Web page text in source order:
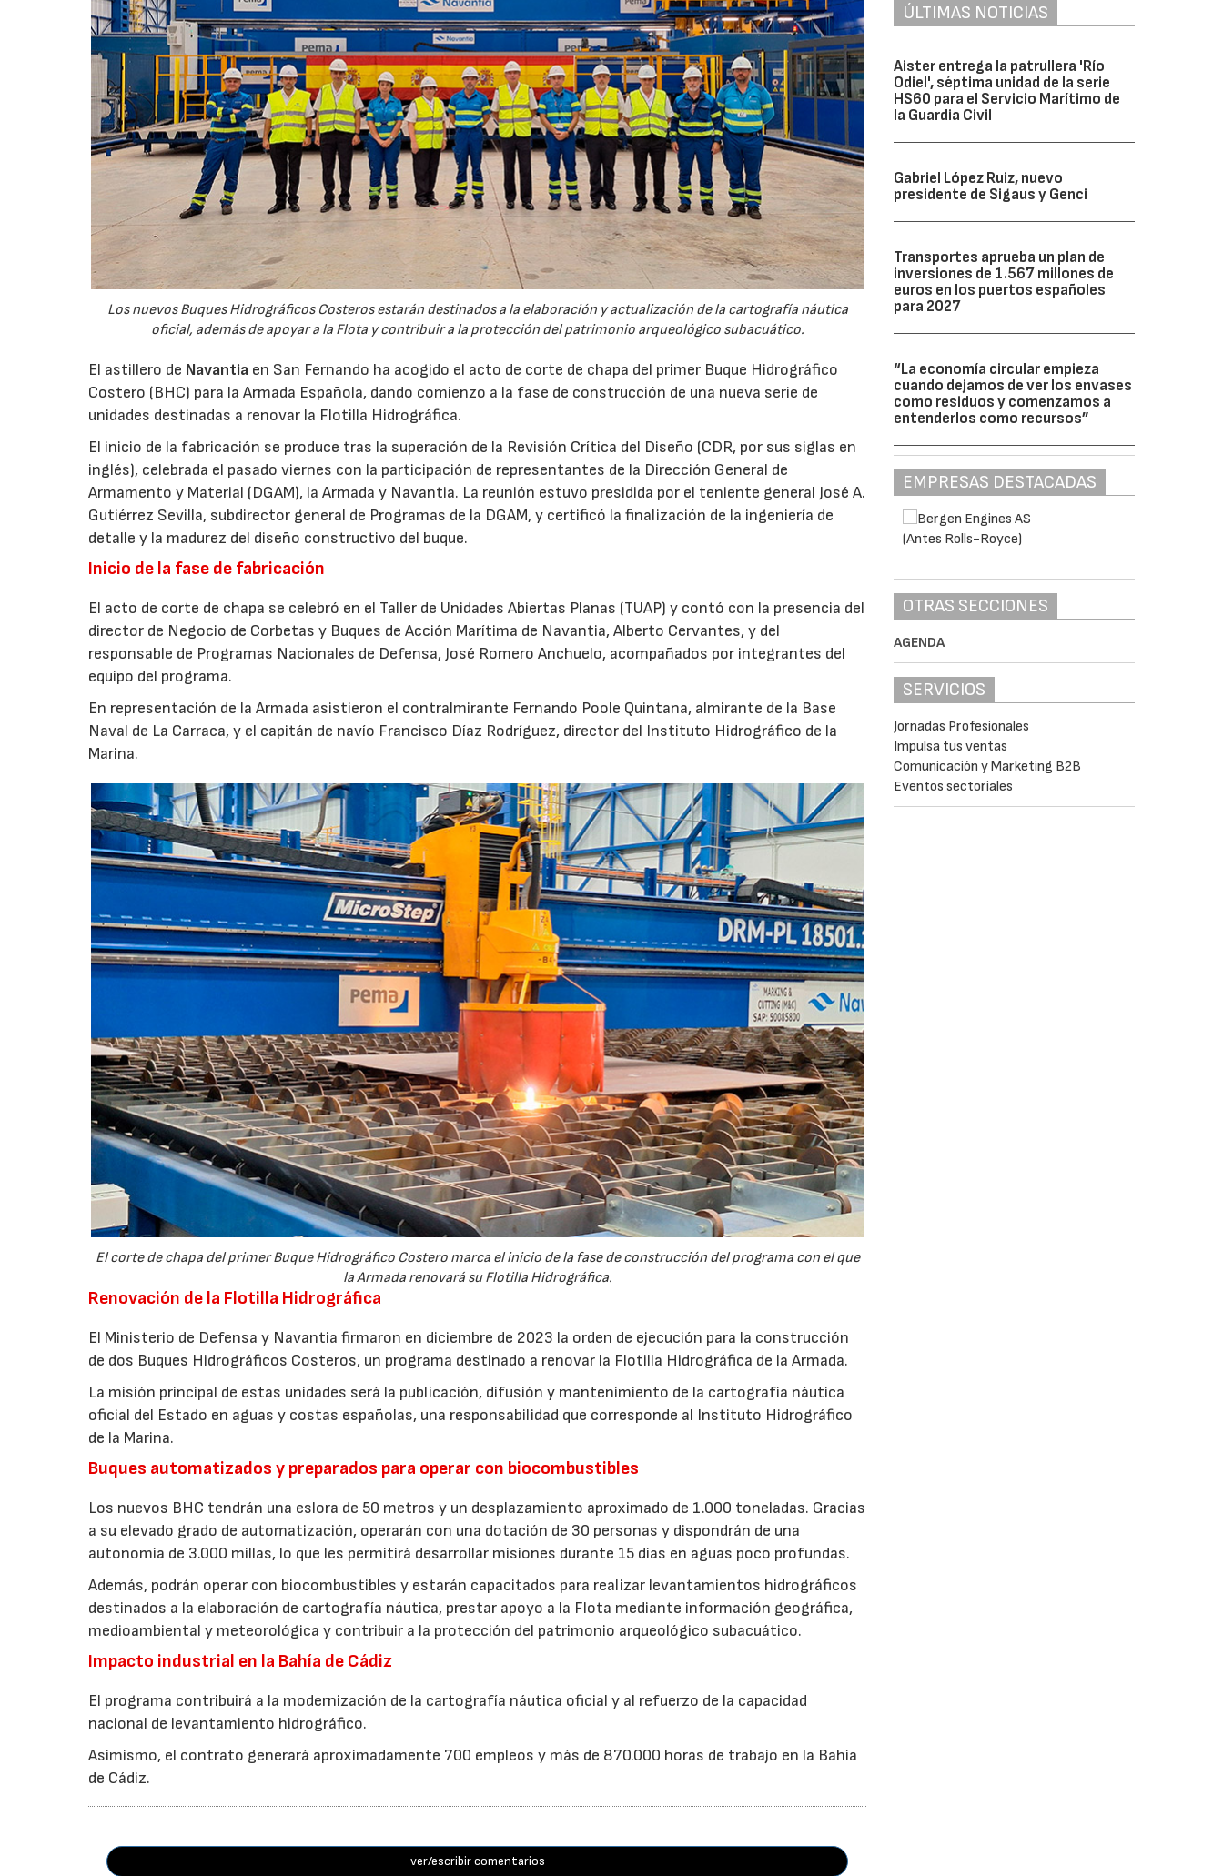
Los nuevos Buques Hidrográficos Costeros estarán destinados a la elaboración y actualización de la cartografía náutica
oficial, además de apoyar a la Flota y contribuir a la protección del patrimonio arqueológico subacuático.
El astillero de Navantia en San Fernando ha acogido el acto de corte de chapa del primer Buque Hidrográfico
Costero (BHC) para la Armada Española, dando comienzo a la fase de construcción de una nueva serie de
unidades destinadas a renovar la Flotilla Hidrográfica.
El inicio de la fabricación se produce tras la superación de la Revisión Crítica del Diseño (CDR, por sus siglas en
inglés), celebrada el pasado viernes con la participación de representantes de la Dirección General de
Armamento y Material (DGAM), la Armada y Navantia. La reunión estuvo presidida por el teniente general José A.
Gutiérrez Sevilla, subdirector general de Programas de la DGAM, y certificó la finalización de la ingeniería de
detalle y la madurez del diseño constructivo del buque.
Inicio de la fase de fabricación
El acto de corte de chapa se celebró en el Taller de Unidades Abiertas Planas (TUAP) y contó con la presencia del
director de Negocio de Corbetas y Buques de Acción Marítima de Navantia, Alberto Cervantes, y del
responsable de Programas Nacionales de Defensa, José Romero Anchuelo, acompañados por integrantes del
equipo del programa.
En representación de la Armada asistieron el contralmirante Fernando Poole Quintana, almirante de la Base
Naval de La Carraca, y el capitán de navío Francisco Díaz Rodríguez, director del Instituto Hidrográfico de la
Marina.
El corte de chapa del primer Buque Hidrográfico Costero marca el inicio de la fase de construcción del programa con el que
la Armada renovará su Flotilla Hidrográfica.
Renovación de la Flotilla Hidrográfica
El Ministerio de Defensa y Navantia firmaron en diciembre de 2023 la orden de ejecución para la construcción
de dos Buques Hidrográficos Costeros, un programa destinado a renovar la Flotilla Hidrográfica de la Armada.
La misión principal de estas unidades será la publicación, difusión y mantenimiento de la cartografía náutica
oficial del Estado en aguas y costas españolas, una responsabilidad que corresponde al Instituto Hidrográfico
de la Marina.
Buques automatizados y preparados para operar con biocombustibles
Los nuevos BHC tendrán una eslora de 50 metros y un desplazamiento aproximado de 1.000 toneladas. Gracias
a su elevado grado de automatización, operarán con una dotación de 30 personas y dispondrán de una
autonomía de 3.000 millas, lo que les permitirá desarrollar misiones durante 15 días en aguas poco profundas.
Además, podrán operar con biocombustibles y estarán capacitados para realizar levantamientos hidrográficos
destinados a la elaboración de cartografía náutica, prestar apoyo a la Flota mediante información geográfica,
medioambiental y meteorológica y contribuir a la protección del patrimonio arqueológico subacuático.
Impacto industrial en la Bahía de Cádiz
El programa contribuirá a la modernización de la cartografía náutica oficial y al refuerzo de la capacidad
nacional de levantamiento hidrográfico.
Asimismo, el contrato generará aproximadamente 700 empleos y más de 870.000 horas de trabajo en la Bahía
de Cádiz.
ver/escribir comentarios
ÚLTIMAS NOTICIAS
Aister entrega la patrullera 'Río
Odiel', séptima unidad de la serie
HS60 para el Servicio Marítimo de
la Guardia Civil
Gabriel López Ruiz, nuevo
presidente de Sigaus y Genci
Transportes aprueba un plan de
inversiones de 1.567 millones de
euros en los puertos españoles
para 2027
“La economía circular empieza
cuando dejamos de ver los envases
como residuos y comenzamos a
entenderlos como recursos”
EMPRESAS DESTACADAS
OTRAS SECCIONES
AGENDA
SERVICIOS
Jornadas Profesionales
Impulsa tus ventas
Comunicación y Marketing B2B
Eventos sectoriales